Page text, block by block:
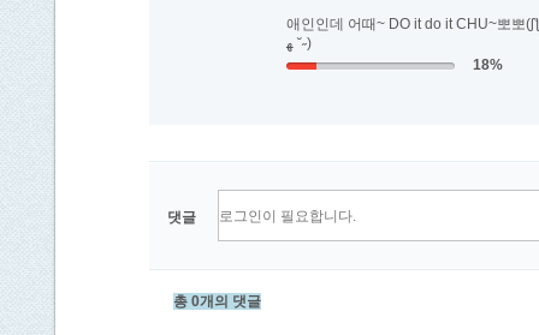
애인인데 어때~ DO it do it CHU~뽀뽀
ﻬ ˘˶)
18%
댓글
총 0개의 댓글